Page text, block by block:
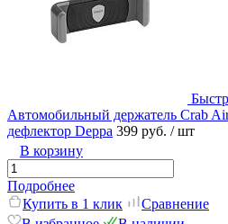
Автомобильный держатель Crab
дефлектор Deppa 399 руб. / шт
В корзину
Подробнее
Купить в 1 клик
Сравнение